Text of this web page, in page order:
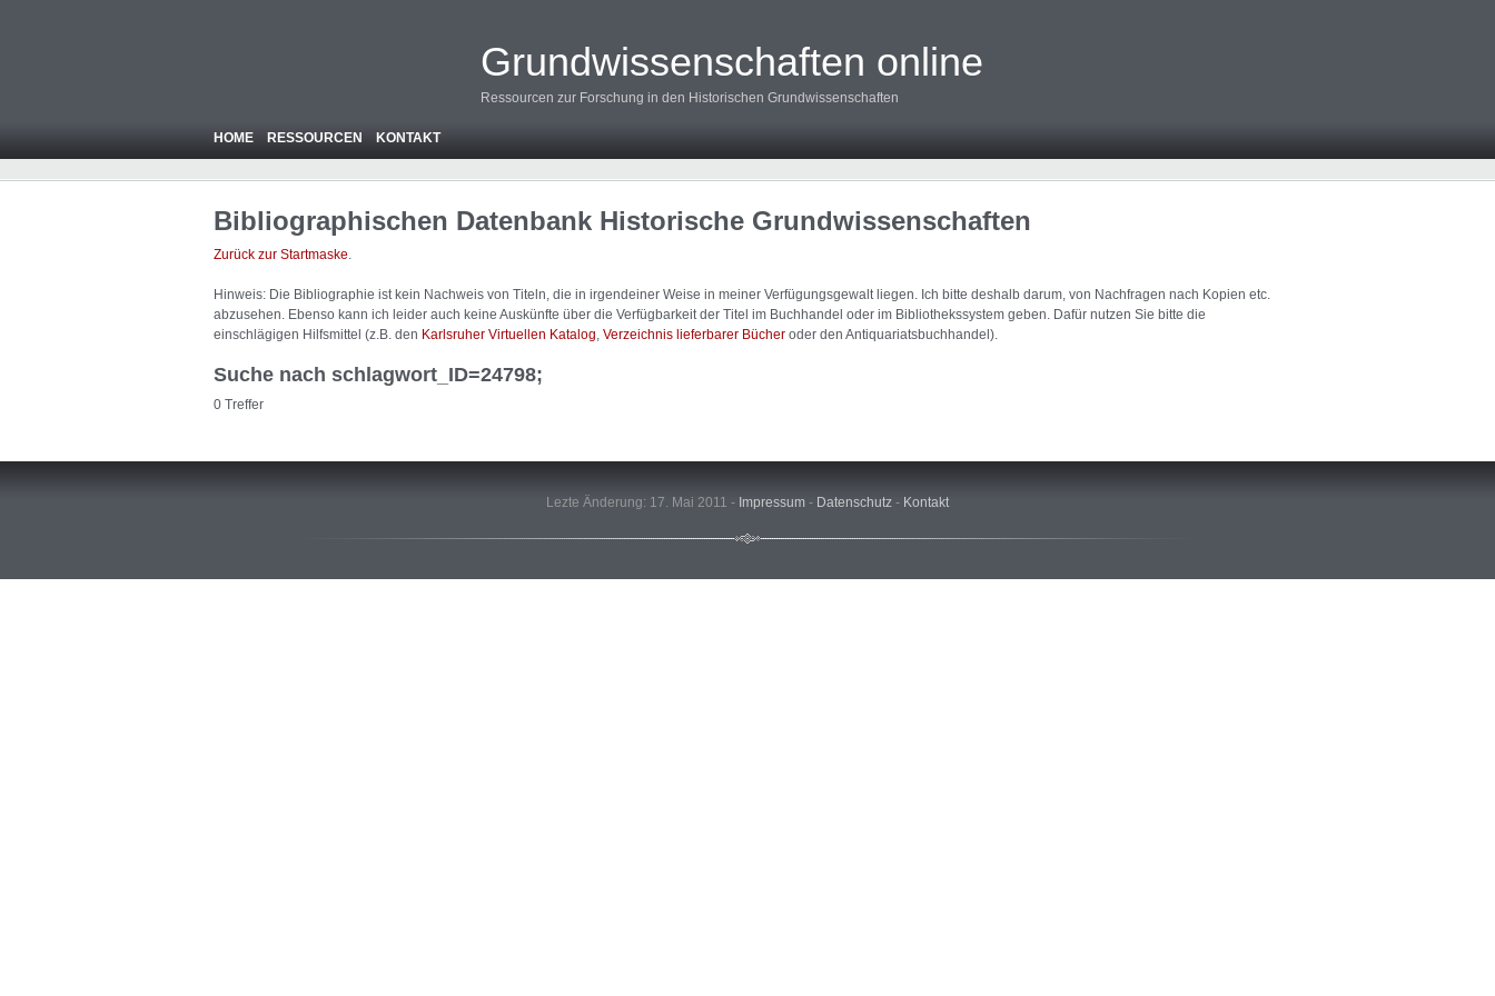
Grundwissenschaften online
Ressourcen zur Forschung in den Historischen Grundwissenschaften
HOME RESSOURCEN KONTAKT
Bibliographischen Datenbank Historische Grundwissenschaften
Zurück zur Startmaske.
Hinweis: Die Bibliographie ist kein Nachweis von Titeln, die in irgendeiner Weise in meiner Verfügungsgewalt liegen. Ich bitte deshalb darum, von Nachfragen nach Kopien etc.
abzusehen. Ebenso kann ich leider auch keine Auskünfte über die Verfügbarkeit der Titel im Buchhandel oder im Bibliothekssystem geben. Dafür nutzen Sie bitte die
einschlägigen Hilfsmittel (z.B. den Karlsruher Virtuellen Katalog Verzeichnis lieferbarer Bücher oder den Antiquariatsbuchhandel).
Suche nach schlagwort_ID=24798;
0 Treffer
Lezte Änderung: 17. Mai 2011 - Impressum - Datenschutz - Kontakt